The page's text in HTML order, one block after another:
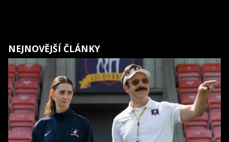
NEJNOVĚJŠÍ ČLÁNKY